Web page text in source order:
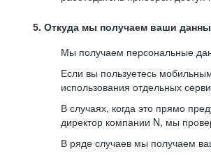
5. Откуда мы получаем ваши
Мы получаем персональные
Если вы пользуетесь
использования отдельных
В случаях, когда это прямо
директор компании N, мы
В ряде случаев мы получаем